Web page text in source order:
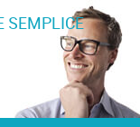
SEMPLICE